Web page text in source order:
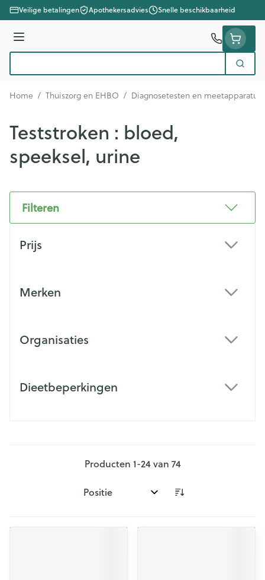
Ga naar de inhoud
Veilige betalingen Apothekersadvies Snelle beschikbaarheid
Menu
Zoek
Home / Thuiszorg en EHBO / Diagnosetesten en meetapparatuur
Teststroken : bloed,
speeksel, urine
Filteren
Prijs
Merken
Organisaties
Dieetbeperkingen
Producten 1-24van 74
Sorteer op: